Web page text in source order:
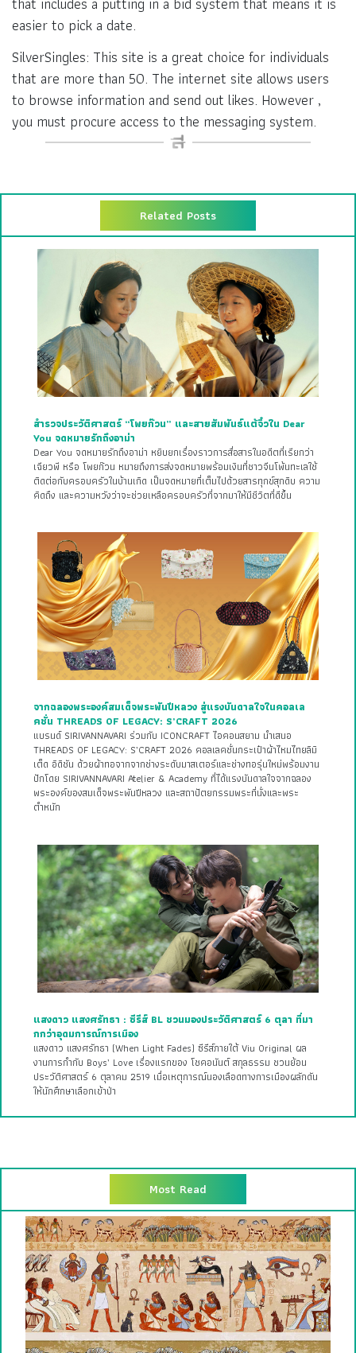
easier to pick a date.
SilverSingles: This site is a great choice for individuals
that are more than 50. The internet site allows users
to browse information and send out likes. However ,
you must procure access to the messaging system.
Related Posts
สำรวจประวัติศาสตร์ “โพยก๊วน” และสายสัมพันธ์แต้จิ๋วใน Dear
You จดหมายรักถึงอาม่า
Dear You จดหมายรักถึงอาม่า หยิบยกเรื่องราวการสื่อสารในอดีตที่เรียกว่า
เฉียวพี หรือ โพยก๊วน หมายถึงการส่งจดหมายพร้อมเงินที่ชาวจีนโพ้นทะเลใช้
ติดต่อกับครอบครัวในบ้านเกิด เป็นจดหมายที่เต็มไปด้วยสารทุกข์สุกดิบ ความ
คิดถึง และความหวังว่าจะช่วยเหลือครอบครัวที่จากมาให้มีชีวิตที่ดีขึ้น
จากฉลองพระองค์สมเด็จพระพันปีหลวง สู่แรงบันดาลใจในคอลเล
คชั่น THREADS OF LEGACY: S’CRAFT 2026
แบรนด์ SIRIVANNAVARI ร่วมกับ ICONCRAFT ไอคอนสยาม นำเสนอ
THREADS OF LEGACY: S’CRAFT 2026 คอลเลคชั่นกระเป๋าผ้าไหมไทยลิมิ
เต็ด อิดิชัน ด้วยผ้าทอจากจากช่างระดับมาสเตอร์และช่างทอรุ่นใหม่พร้อมงาน
ปักโดย SIRIVANNAVARI Atelier & Academy ที่ได้แรงบันดาลใจจากฉลอง
พระองค์ของสมเด็จพระพันปีหลวง และสถาปัตยกรรมพระที่นั่งและพระ
ตำหนัก
แสงดาว แสงศรัทธา : ซีรีส์ BL ชวนมองประวัติศาสตร์ 6 ตุลา ที่มา
กกว่าอุดมการณ์การเมือง
แสงดาว แสงศรัทธา (When Light Fades) ซีรีส์ภายใต้ Viu Original ผล
งานการกำกับ Boys’ Love เรื่องแรกของ โชคอนันต์ สกุลธรรม ชวนย้อน
ประวัติศาสตร์ 6 ตุลาคม 2519 เมื่อเหตุการณ์นองเลือดทางการเมืองผลักดัน
ให้นักศึกษาเลือกเข้าป่า
Most Read